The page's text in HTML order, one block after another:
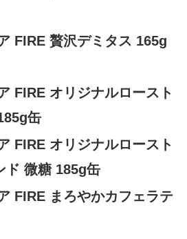
FIRE 贅沢デミタス 165g
FIRE オリジナルロースト
缶
FIRE オリジナルロースト
ド 微糖 185g缶
FIRE まろやかカフェラテ